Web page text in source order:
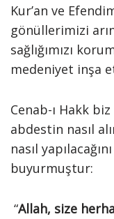
Kur’an ve
gönüllerimizi
sağlığımızı
medeniyet inşa
Cenab-ı Hakk
abdestin nasıl
nasıl
buyurmuştur:
“Allah, size